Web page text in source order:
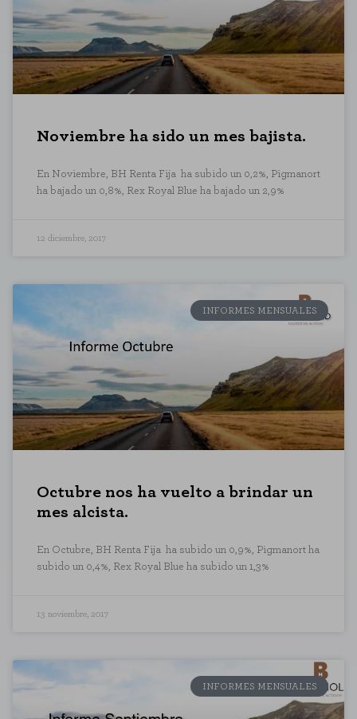
Noviembre ha sido un mes bajista.
En Noviembre, BH Renta Fija ha subido un 0,2%, Pigmanort
ha bajado un 0,8%, Rex Royal Blue ha bajado un 2,9%
12 diciembre, 2017
INFORMES MENSUALES
Octubre nos ha vuelto a brindar un
mes alcista.
En Octubre, BH Renta Fija ha subido un 0,9%, Pigmanort ha
subido un 0,4%, Rex Royal Blue ha subido un 1,3%
13 noviembre, 2017
INFORMES MENSUALES